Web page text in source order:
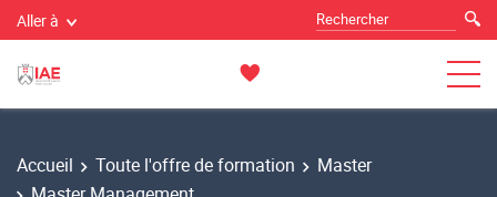
Aller à
Accueil Toute l'offre de formation
Master